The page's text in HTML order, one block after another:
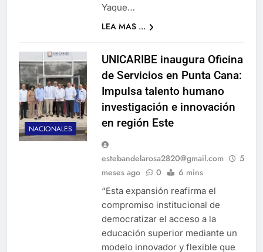
Yaque…
LEA MAS ...
NACIONALES
UNICARIBE inaugura Oficina
de Servicios en Punta Cana:
Impulsa talento humano
investigación e innovación
en región Este
estebandelarosa2820@gmail.com
5
meses ago
0 6 mins
“Esta expansión reafirma el
compromiso institucional de
democratizar el acceso a la
educación superior mediante un
modelo innovador y flexible que